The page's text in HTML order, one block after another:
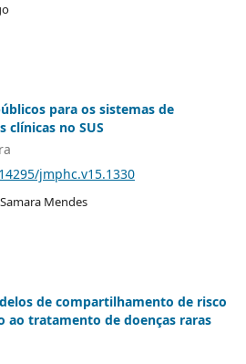
para os sistemas de
clínicas no SUS
jmphc.v15.1330
Mendes
de compartilhamento de risco
ao tratamento de doenças raras